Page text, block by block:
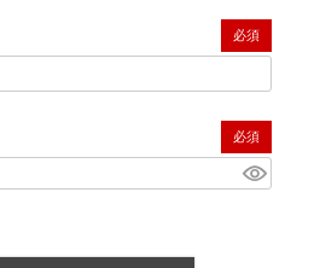
(必須)
(必須)